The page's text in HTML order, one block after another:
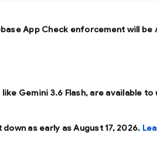
App Check enforcement will be
like Gemini 3.6 Flash, are available to
down as early asAugust 17, 2026.